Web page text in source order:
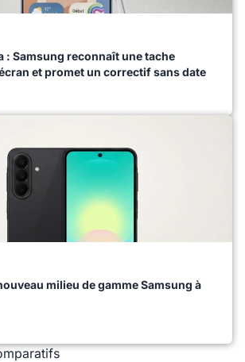
: Samsung reconnaît une tache
et promet un correctif sans date
milieu de gamme Samsung à